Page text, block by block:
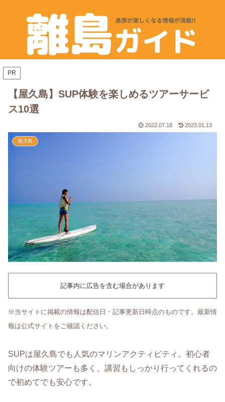
PR
【屋久島】SUP体験を楽しめるツアーサービ
ス10選
2022.07.18 2023.01.13
鹿児島
記事内に広告を含む場合があります
※当サイトに掲載の情報は配信日・記事更新日時点のものです。最新情
報は公式サイトをご確認ください。
SUPは屋久島でも人気のマリンアクティビティ。初心者
向けの体験ツアーも多く、講習もしっかり行ってくれるの
で初めてでも安心です。